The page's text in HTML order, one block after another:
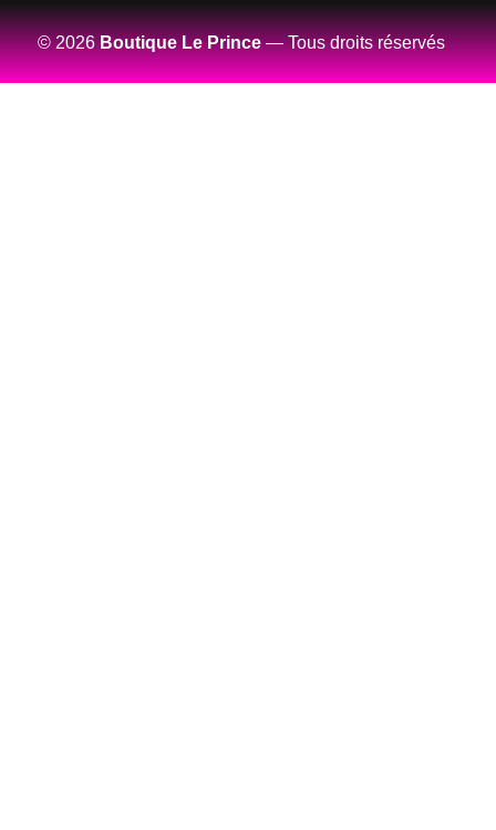
© 2026Boutique Le Prince— Tous droits réservés